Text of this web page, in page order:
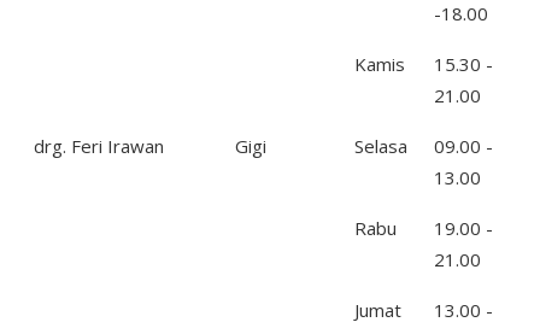
-18.00
Kamis
15.30 -
21.00
drg. Feri Irawan Gigi Selasa
09.00 -
13.00
Rabu
19.00 -
21.00
Jumat
13.00 -